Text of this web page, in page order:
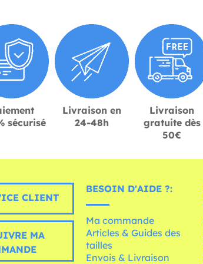
sécurisé
Livraison en
24-48h
Livraison
gratuite dès
50€
CLIENT
MA
BESOIN D'AIDE ?:
Ma commande
Articles & Guides des
tailles
Envois & Livraison